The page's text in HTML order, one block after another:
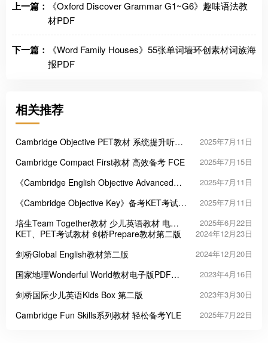
上一篇：
《Oxford Discover Grammar G1~G6》趣味语法教
材PDF
下一篇：
《Word Family Houses》55张单词墙环创素材词族海
报PDF
相关推荐
Cambridge Objective PET教材 系统提升听说
2025年7月11日
Cambridge Compact First教材 高效备考 FCE 2025年7月15日
《Cambridge English Objective Advanced》
2025年7月11日
《Cambridge Objective Key》备考KET考试的
2025年7月11日
培生Team Together教材 少儿英语教材 电子
版PDF 下载
2025年6月22日
KET、PET考试教材 剑桥Prepare教材第二版 2024年12月23日
剑桥Global English教材第二版 2024年12月20日
国家地理Wonderful World教材电子版PDF下
2023年4月16日
剑桥国际少儿英语Kids Box 第二版 2023年3月30日
Cambridge Fun Skills系列教材 轻松备考YLE 2025年7月22日